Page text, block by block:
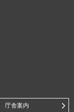
庁舎案内